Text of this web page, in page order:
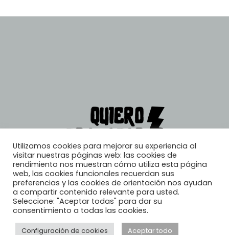
© 2026, Quiero Trabajar
Utilizamos cookies para mejorar su experiencia al
visitar nuestras páginas web: las cookies de
rendimiento nos muestran cómo utiliza esta página
web, las cookies funcionales recuerdan sus
preferencias y las cookies de orientación nos ayudan
a compartir contenido relevante para usted.
Seleccione: "Aceptar todas" para dar su
consentimiento a todas las cookies.
Configuración de cookies Aceptar todo